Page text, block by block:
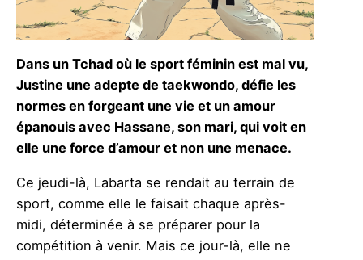
Dans un Tchad où le sport féminin est mal vu,
Justine une adepte de taekwondo, défie les
normes en forgeant une vie et un amour
épanouis avec Hassane, son mari, qui voit en
elle une force d’amour et non une menace.
Ce jeudi-là, Labarta se rendait au terrain de
sport, comme elle le faisait chaque après-
midi, déterminée à se préparer pour la
compétition à venir. Mais ce jour-là, elle ne